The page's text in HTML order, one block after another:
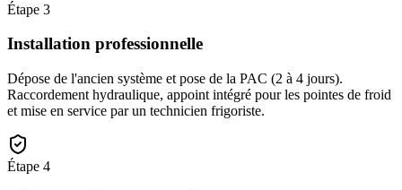
Étape 3
Installation professionnelle
Dépose de l'ancien système et pose de la PAC (2 à 4 jours).
Raccordement hydraulique, appoint intégré pour les pointes de froid
et mise en service par un technicien frigoriste.
Étape 4